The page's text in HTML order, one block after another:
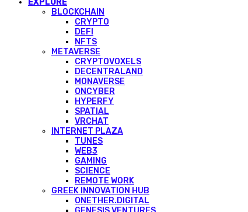
EXPLORE
BLOCKCHAIN
CRYPTO
DEFI
NFTS
METAVERSE
CRYPTOVOXELS
DECENTRALAND
MONAVERSE
ONCYBER
HYPERFY
SPATIAL
VRCHAT
INTERNET PLAZA
TUNES
WEB3
GAMING
SCIENCE
REMOTE WORK
GREEK INNOVATION HUB
ONETHER.DIGITAL